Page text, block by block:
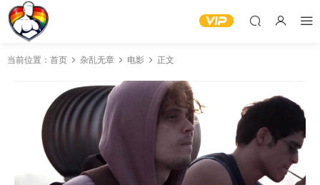
当前位置： 首页 杂乱无章 电影 正文